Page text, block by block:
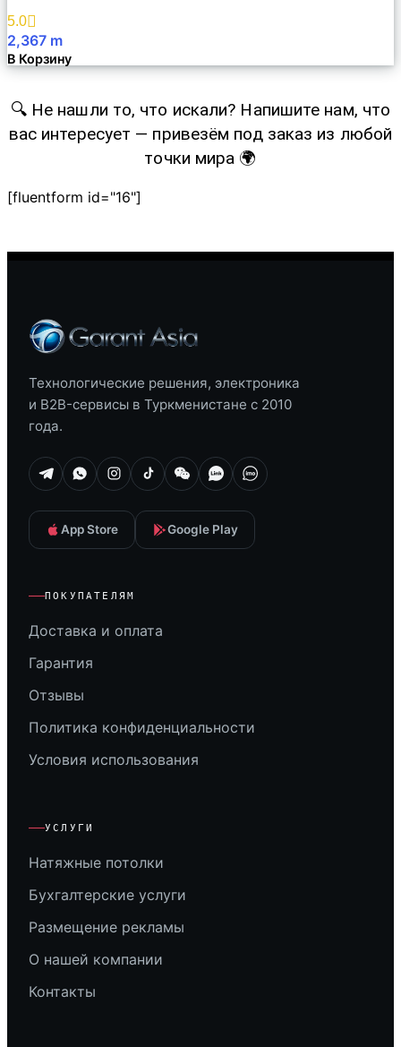
Избранное
5.0
2,367 m
В Корзину
🔍 Не нашли то, что искали? Напишите нам, что
вас интересует — привезём под заказ из любой
точки мира 🌍
[fluentform id="16"]
Технологические решения, электроника
и B2B-сервисы в Туркменистане с 2010
года.
App Store Google Play
ПОКУПАТЕЛЯМ
Доставка и оплата
Гарантия
Отзывы
Политика конфиденциальности
Условия использования
УСЛУГИ
Натяжные потолки
Бухгалтерские услуги
Размещение рекламы
О нашей компании
Контакты